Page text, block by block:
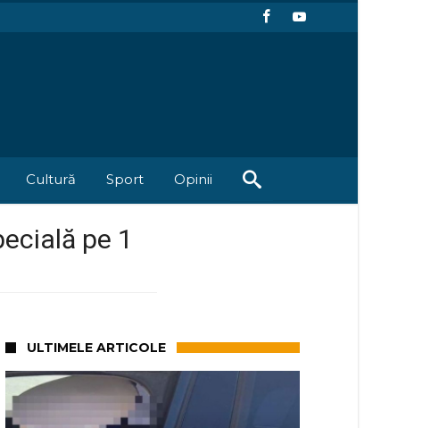
Cultură Sport Opinii
pe 1
ULTIMELE ARTICOLE